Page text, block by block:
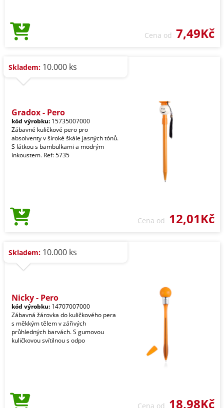
Cena od 7,49Kč
Skladem: 10.000 ks
Gradox - Pero
kód výrobku: 15735007000
Zábavné kuličkové pero pro
absolventy v široké škále jasných tónů.
S látkou s bambulkami a modrým
inkoustem. Ref: 5735
Cena od 12,01Kč
Skladem: 10.000 ks
Nicky - Pero
kód výrobku: 14707007000
Zábavná žárovka do kuličkového pera
s měkkým tělem v zářivých
průhledných barvách. S gumovou
kuličkovou svítilnou s odpo
Cena od 18,98Kč